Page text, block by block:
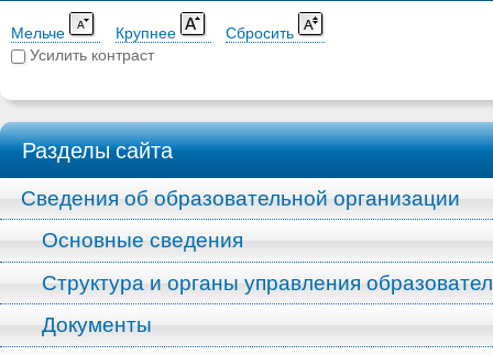
Мельче Крупнее
Сбросить
Усилить контраст
Разделы сайта
Сведения об образовательной организации
Основные сведения
Структура и органы управления
Документы